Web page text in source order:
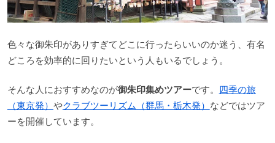
色々な御朱印がありすぎてどこに行ったらいいのか迷う、有名
どころを効率的に回りたいという人もいるでしょう。
そんな人におすすめなのが御朱印集めツアーです。 四季の旅
（東京発） やクラブツーリズム（群馬・栃木発） などではツア
ーを開催しています。